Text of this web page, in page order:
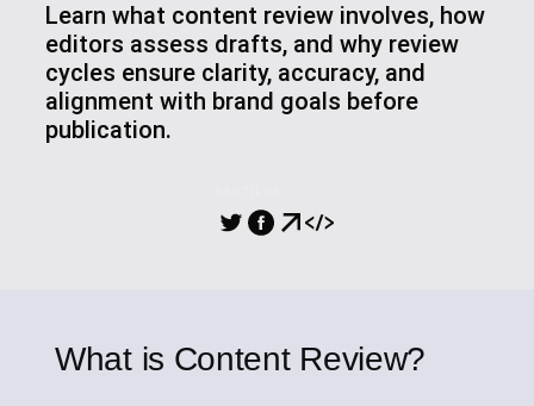
Learn what content review involves, how
editors assess drafts, and why review
cycles ensure clarity, accuracy, and
alignment with brand goals before
publication.
What is Content Review?